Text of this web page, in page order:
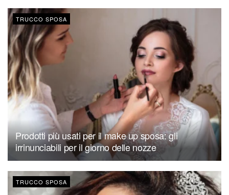
TRUCCO SPOSA
Prodotti più usati per il make up sposa: gli
irrinunciabili per il giorno delle nozze
TRUCCO SPOSA